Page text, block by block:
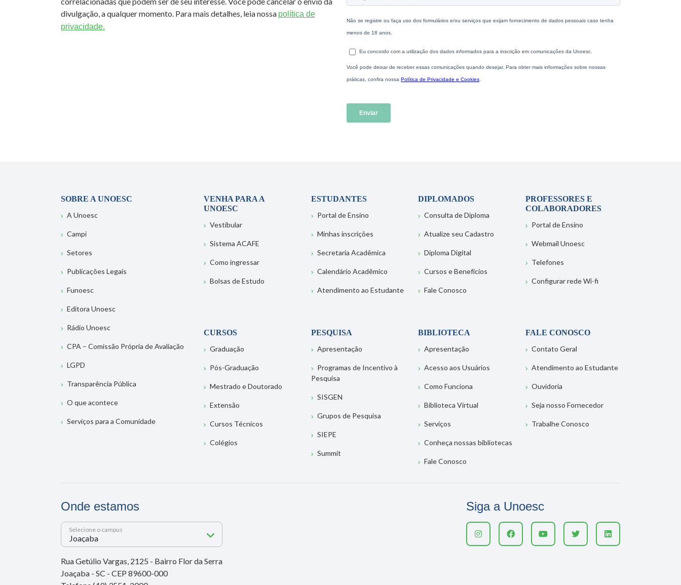
divulgação, a qualquer momento. Para mais detalhes, leia nossa política de
privacidade.
SOBRE A UNOESC
A Unoesc
Campi
Setores
Publicações Legais
Funoesc
Editora Unoesc
Rádio Unoesc
CPA – Comissão Própria de Avaliação
LGPD
Transparência Pública
O que acontece
Serviços para a Comunidade
VENHA PARA A
UNOESC
Vestibular
Sistema ACAFE
Como ingressar
Bolsas de Estudo
ESTUDANTES
Portal de Ensino
Minhas inscrições
Secretaria Acadêmica
Calendário Acadêmico
Atendimento ao Estudante
DIPLOMADOS
Consulta de Diploma
Atualize seu Cadastro
Diploma Digital
Cursos e Benefícios
Fale Conosco
PROFESSORES E
COLABORADORES
Portal de Ensino
Webmail Unoesc
Telefones
Configurar rede Wi-fi
CURSOS
Graduação
Pós-Graduação
Mestrado e Doutorado
Extensão
Cursos Técnicos
Colégios
PESQUISA
Apresentação
Programas de Incentivo à
Pesquisa
SISGEN
Grupos de Pesquisa
SIEPE
Summit
BIBLIOTECA
Apresentação
Acesso aos Usuários
Como Funciona
Biblioteca Virtual
Serviços
Conheça nossas bibliotecas
Fale Conosco
FALE CONOSCO
Contato Geral
Atendimento ao Estudante
Ouvidoria
Seja nosso Fornecedor
Trabalhe Conosco
Onde estamos
Selecione o campus
Rua Getúlio Vargas, 2125 - Bairro Flor da Serra
Joaçaba - SC - CEP 89600-000
Siga a Unoesc